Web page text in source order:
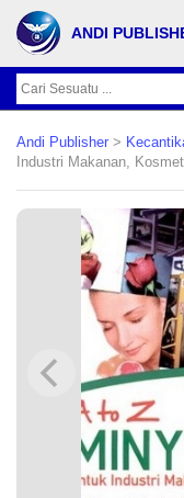
ANDI
Andi Publisher >
Industri Makanan,